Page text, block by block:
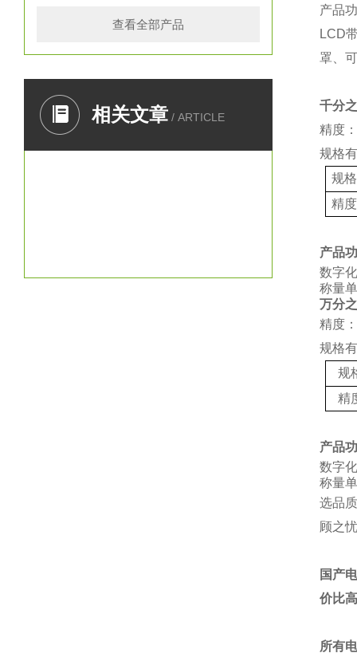
查看全部产品
相关文章 / ARTICLE
产品
LCD
罩、
千分
精度
规格
规格
精度
产品
数字
称量
万分
精度
规格
规
精
产品
数字
称量
选品
顾之
国产
价比
所有